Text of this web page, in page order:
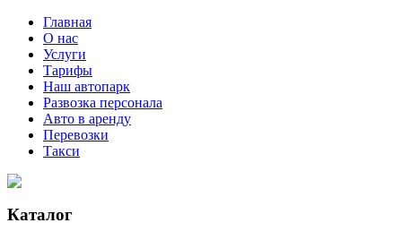
Главная
О нас
Услуги
Тарифы
Наш автопарк
Развозка персонала
Авто в аренду
Перевозки
Такси
Каталог